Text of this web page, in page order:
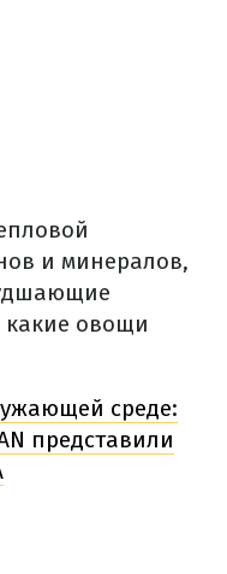
и минералов,
какие овощи
среде:
представили